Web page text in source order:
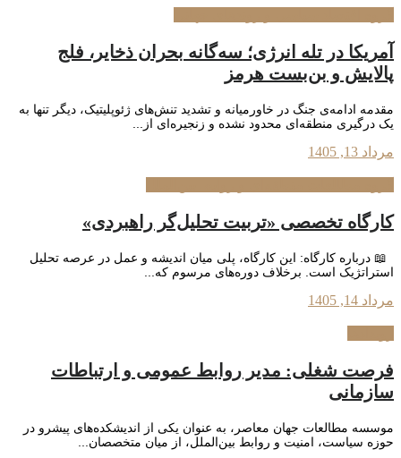
آمریکا در تله انرژی؛ سه‌گانه بحران ذخایر، فلج
پالایش و بن‌بست هرمز
مقدمه ادامه‌ی جنگ در خاورمیانه و تشدید تنش‌های ژئوپلیتیک، دیگر تنها به
یک درگیری منطقه‌ای محدود نشده و زنجیره‌ای از...
مرداد 13, 1405
کارگاه تخصصی «تربیت تحلیل‌گر راهبردی»
📖 درباره کارگاه: این کارگاه، پلی میان اندیشه و عمل در عرصه تحلیل
استراتژیک است. برخلاف دوره‌های مرسوم که...
مرداد 14, 1405
فرصت شغلی: مدیر روابط عمومی و ارتباطات
سازمانی
موسسه مطالعات جهان معاصر، به عنوان یکی از اندیشکده‌های پیشرو در
حوزه سیاست، امنیت و روابط بین‌الملل، از میان متخصصان...